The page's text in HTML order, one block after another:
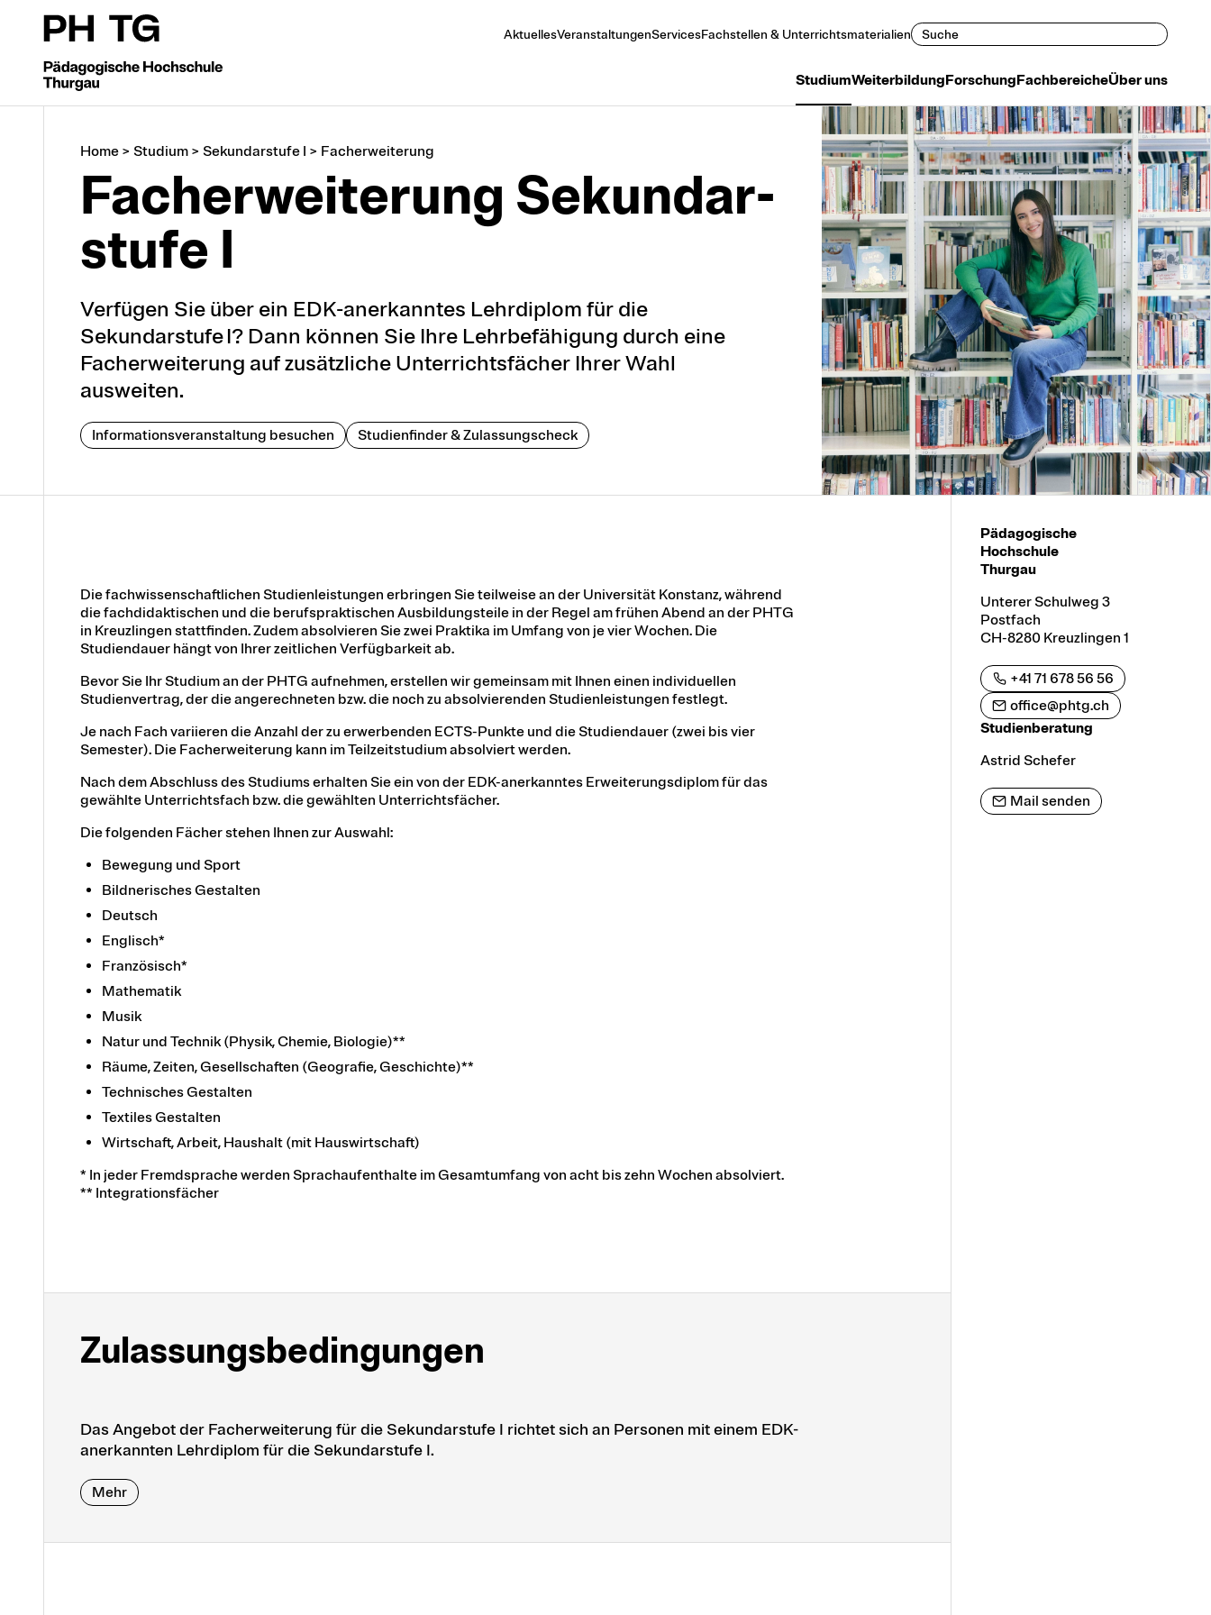
StudiumWeiterbildungForschungFachbereicheÜber uns
AktuellesVeranstaltungenServicesFachstellen & Unterrichtsmaterialien Suchen
Home > Studium > Sekundarstufe I > Facherweiterung
Facherwei­te­rung Se­kun­dar­
stu­fe I
Verfügen Sie über ein EDK-anerkanntes Lehrdiplom für die
Sekundarstufe I? Dann können Sie Ihre Lehrbefähigung durch eine
Facherweiterung auf zusätzliche Unterrichtsfächer Ihrer Wahl
ausweiten.
Informationsveranstaltung besuchen Studienfinder & Zulassungscheck
Die fachwissenschaftlichen Studienleistungen erbringen Sie teilweise an der Universität Konstanz, während
die fachdidaktischen und die berufspraktischen Ausbildungsteile in der Regel am frühen Abend an der PHTG
in Kreuzlingen stattfinden. Zudem absolvieren Sie zwei Praktika im Umfang von je vier Wochen. Die
Studiendauer hängt von Ihrer zeitlichen Verfügbarkeit ab.
Bevor Sie Ihr Studium an der PHTG aufnehmen, erstellen wir gemeinsam mit Ihnen einen individuellen
Studienvertrag, der die angerechneten bzw. die noch zu absolvierenden Studienleistungen festlegt.
Je nach Fach variieren die Anzahl der zu erwerbenden ECTS-Punkte und die Studiendauer (zwei bis vier
Semester). Die Facherweiterung kann im Teilzeitstudium absolviert werden.
Nach dem Abschluss des Studiums erhalten Sie ein von der EDK-anerkanntes Erweiterungsdiplom für das
gewählte Unterrichtsfach bzw. die gewählten Unterrichtsfächer.
Die folgenden Fächer stehen Ihnen zur Auswahl:
Bewegung und Sport
Bildnerisches Gestalten
Deutsch
Englisch*
Französisch*
Mathematik
Musik
Natur und Technik (Physik, Chemie, Biologie)**
Räume, Zeiten, Gesellschaften (Geografie, Geschichte)**
Technisches Gestalten
Textiles Gestalten
Wirtschaft, Arbeit, Haushalt (mit Hauswirtschaft)
* In jeder Fremdsprache werden Sprachaufenthalte im Gesamtumfang von acht bis zehn Wochen absolviert.
** Integrationsfächer
Zulassungs­be­dingungen
Das Angebot der Facherweiterung für die Sekundarstufe I richtet sich an Personen mit einem EDK-
anerkannten Lehrdiplom für die Sekundarstufe I.
Mehr
Pädagogische
Hochschule
Thurgau
Unterer Schulweg 3
Postfach
CH-8280 Kreuzlingen 1
+41 71 678 56 56
office@phtg.ch
Studienberatung
Astrid Schefer
Mail senden